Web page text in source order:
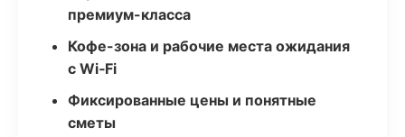
премиум-класса
Кофе-зона и рабочие места ожидания
с Wi‑Fi
Фиксированные цены и понятные
сметы